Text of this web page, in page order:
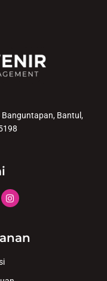
Bantul,